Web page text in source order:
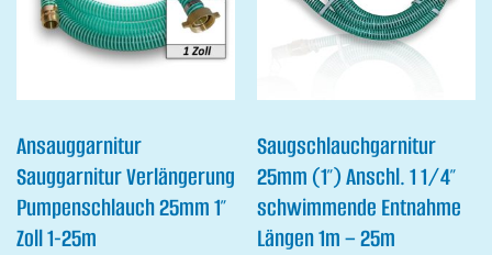
Ansauggarnitur
Sauggarnitur Verlängerung
Pumpenschlauch 25mm 1″
Zoll 1-25m
Saugschlauchgarnitur
25mm (1″) Anschl. 1 1/4″
schwimmende Entnahme
Längen 1m – 25m